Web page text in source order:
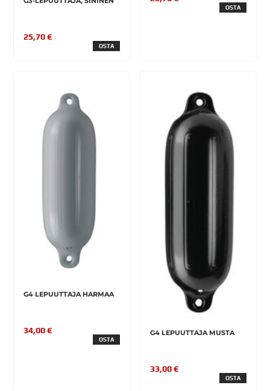
25,70 €
OSTA
OSTA
G4 LEPUUTTAJA HARMAA
34,00 €
OSTA
G4 LEPUUTTAJA MUSTA
33,00 €
OSTA